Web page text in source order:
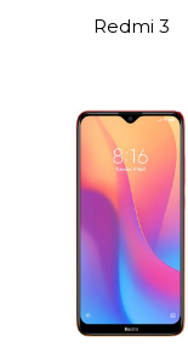
Redmi 3